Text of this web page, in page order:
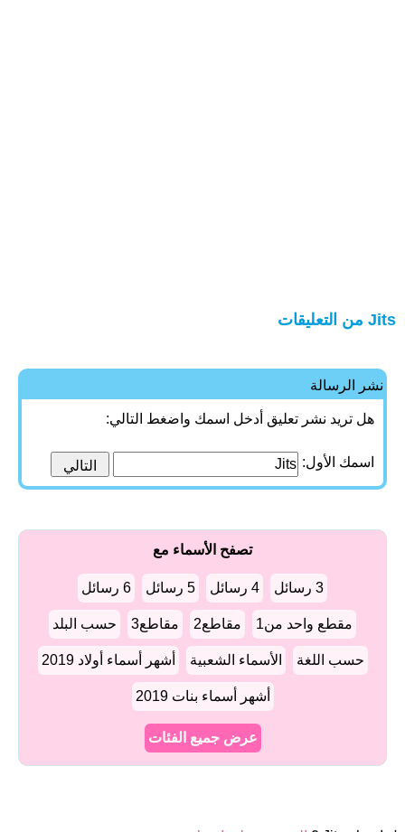
Jits من التعليقات
نشر الرسالة
هل تريد نشر تعليق أدخل اسمك واضغط التالي:
اسمك الأول:
تصفح الأسماء مع
3 رسائل 4 رسائل 5 رسائل 6 رسائل
مقطع واحد من1 مقاطع2 مقاطع3 حسب البلد
حسب اللغة الأسماء الشعبية أشهر أسماء أولاد 2019
أشهر أسماء بنات 2019
عرض جميع الفئات